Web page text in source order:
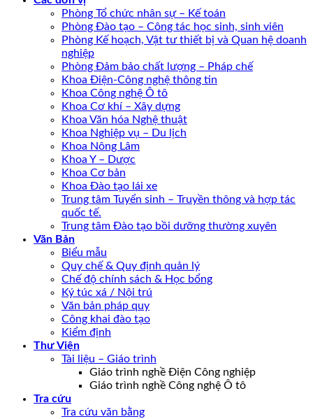
Phòng Tổ chức nhân sự – Kế toán
Phòng Đào tạo – Công tác học sinh, sinh viên
Phòng Kế hoạch, Vật tư thiết bị và Quan hệ doanh
nghiệp
Phòng Đảm bảo chất lượng – Pháp chế
Khoa Điện-Công nghệ thông tin
Khoa Công nghệ Ô tô
Khoa Cơ khí – Xây dựng
Khoa Văn hóa Nghệ thuật
Khoa Nghiệp vụ – Du lịch
Khoa Nông Lâm
Khoa Y – Dược
Khoa Cơ bản
Khoa Đào tạo lái xe
Trung tâm Tuyển sinh – Truyền thông và hợp tác
quốc tế.
Trung tâm Đào tạo bồi dưỡng thường xuyên
Văn Bản
Biểu mẫu
Quy chế & Quy định quản lý
Chế độ chính sách & Học bổng
Ký túc xá / Nội trú
Văn bản pháp quy
Công khai đào tạo
Kiểm định
Thư Viện
Tài liệu – Giáo trình
Giáo trình nghề Điện Công nghiệp
Giáo trình nghề Công nghệ Ô tô
Tra cứu
Tra cứu văn bằng